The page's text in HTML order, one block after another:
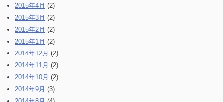
2015年4月 (2)
2015年3月 (2)
2015年2月 (2)
2015年1月 (2)
2014年12月 (2)
2014年11月 (2)
2014年10月 (2)
2014年9月 (3)